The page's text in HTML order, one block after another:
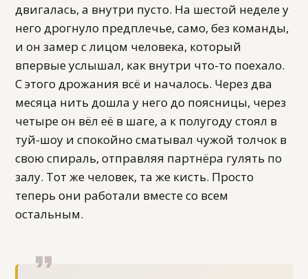
двигалась, а внутри пусто. На шестой неделе у
него дрогнуло предплечье, само, без команды,
и он замер с лицом человека, который
впервые услышал, как внутри что-то поехало.
С этого дрожания всё и началось. Через два
месяца нить дошла у него до поясницы, через
четыре он вёл её в шаге, а к полугоду стоял в
туй-шоу и спокойно сматывал чужой толчок в
свою спираль, отправляя партнёра гулять по
залу. Тот же человек, та же кисть. Просто
теперь они работали вместе со всем
остальным.